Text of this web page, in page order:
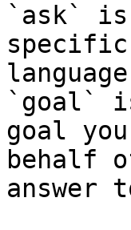
`ask` is
`goal`
goal
behalf
answer